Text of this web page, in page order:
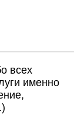
всех
именно